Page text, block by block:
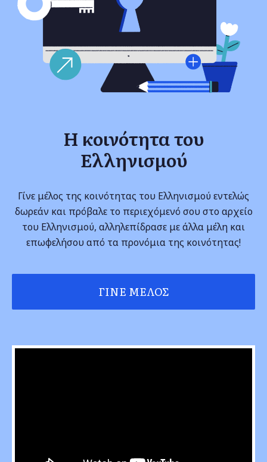
Η κοινότητα του
Ελληνισμού
Γίνε μέλος της κοινότητας του Ελληνισμού εντελώς
δωρεάν και πρόβαλε το περιεχόμενό σου στο αρχείο
του Ελληνισμού, αλληλεπίδρασε με άλλα μέλη και
επωφελήσου από τα προνόμια της κοινότητας!
ΓΊΝΕ ΜΈΛΟΣ